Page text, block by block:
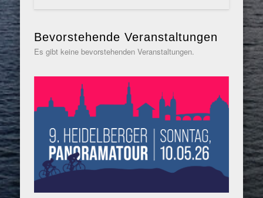
Bevorstehende Veranstaltungen
Es gibt keine bevorstehenden Veranstaltungen.